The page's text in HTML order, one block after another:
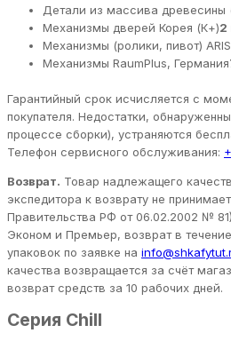
Детали из массива
Механизмы дверей Корея (К+)2
Механизмы (ролики, пивот)
Механизмы RaumPlus, Германия
Гарантийный срок исчисляется с
покупателя. Недостатки,
процессе сборки), устраняются
Телефон сервисного обслуживания:
Возврат. Товар надлежащего
экспедитора к возврату не
Правительства РФ от 06.02.2002 №
Эконом и Премьер, возврат в
упаковок по заявке на
качества возвращается за счёт
возврат средств за 10 рабочих дней.
Серия Chill